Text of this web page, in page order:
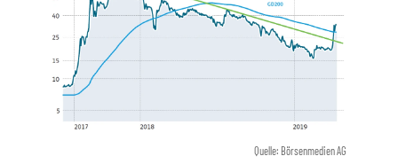
Quelle: Börsenmedien AG